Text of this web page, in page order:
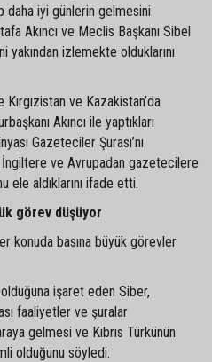
daha iyi günlerin gelmesini
Akıncı ve Meclis Başkanı Sibel
yakından izlemekte olduklarını
ve Kazakistan’da
Akıncı ile yaptıkları
Gazeteciler Şurası’nı
ve Avrupadan gazetecilere
ele aldıklarını ifade etti.
görev düşüyor
konuda basına büyük görevler
olduğuna işaret eden Siber,
faaliyetler ve şuralar
gelmesi ve Kıbrıs Türkünün
olduğunu söyledi.